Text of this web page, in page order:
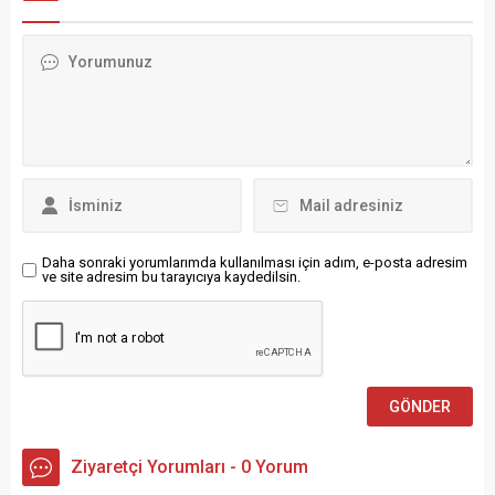
yaklaşık 40 dakika sürdü.
MHP lideri Devlet Bahçeli’yi
buluşması olarak kayda
izinsiz...
Daha sonraki yorumlarımda kullanılması için adım, e-posta adresim
ve site adresim bu tarayıcıya kaydedilsin.
Ziyaretçi Yorumları - 0 Yorum